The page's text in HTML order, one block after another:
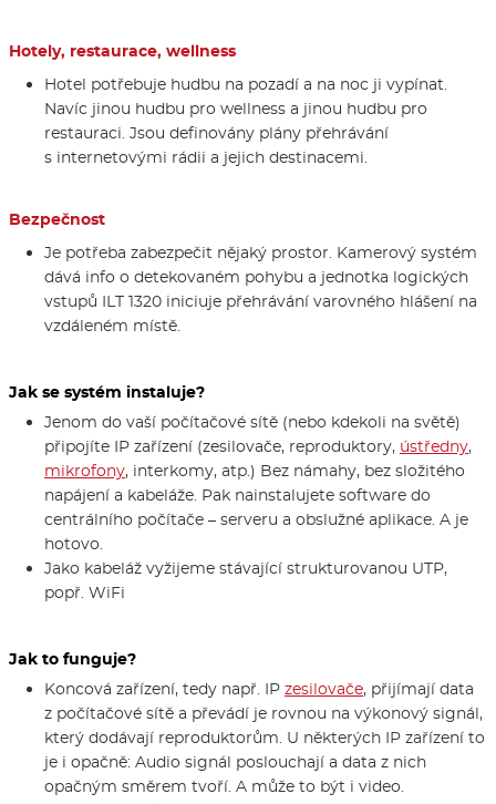
Hotely, restaurace, wellness
Hotel potřebuje hudbu na pozadí a na noc ji vypínat.
Navíc jinou hudbu pro wellness a jinou hudbu pro
restauraci. Jsou definovány plány přehrávání
s internetovými rádii a jejich destinacemi.
Bezpečnost
Je potřeba zabezpečit nějaký prostor. Kamerový systém
dává info o detekovaném pohybu a jednotka logických
vstupů ILT 1320 iniciuje přehrávání varovného hlášení na
vzdáleném místě.
Jak se systém instaluje?
Jenom do vaší počítačové sítě (nebo kdekoli na světě)
připojíte IP zařízení (zesilovače, reproduktory, ústředny,
mikrofony, interkomy, atp.) Bez námahy, bez složitého
napájení a kabeláže. Pak nainstalujete software do
centrálního počítače – serveru a obslužné aplikace. A je
hotovo.
Jako kabeláž vyžijeme stávající strukturovanou UTP,
popř. WiFi
Jak to funguje?
Koncová zařízení, tedy např. IP zesilovače, přijímají data
z počítačové sítě a převádí je rovnou na výkonový signál,
který dodávají reproduktorům. U některých IP zařízení to
je i opačně: Audio signál poslouchají a data z nich
opačným směrem tvoří. A může to být i video.